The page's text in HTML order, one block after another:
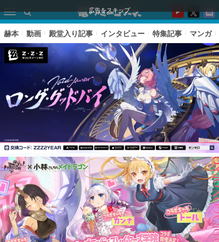
広告をスキップ
ピックアップ
電ファミのいま読まれている記事ランキング
アプリセール情報
インタビュー
赫本 動画 殿堂入り記事 インタビュー 特集記事 マンガ